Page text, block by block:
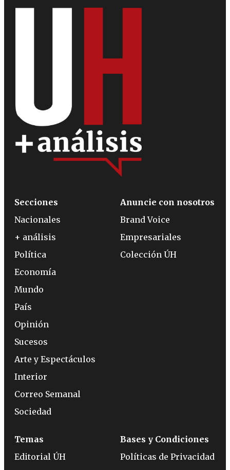
Secciones
Nacionales
+ análisis
Política
Economía
Mundo
País
Opinión
Sucesos
Arte y Espectáculos
Interior
Correo Semanal
Sociedad
Anuncie con nosotros
Brand Voice
Empresariales
Colección ÚH
Temas
Editorial ÚH
Bases y Condiciones
Políticas de Privacidad